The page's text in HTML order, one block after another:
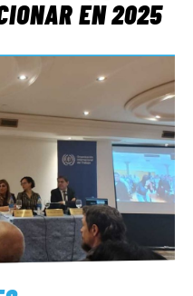
EN 2025